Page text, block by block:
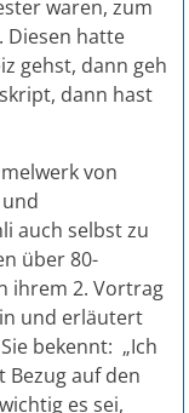
waren, zum
Diesen hatte
gehst, dann geh
dann hast
von
auch selbst zu
über 80-
ihrem 2. Vortrag
und erläutert
bekennt: „Ich
Bezug auf den
es sei,